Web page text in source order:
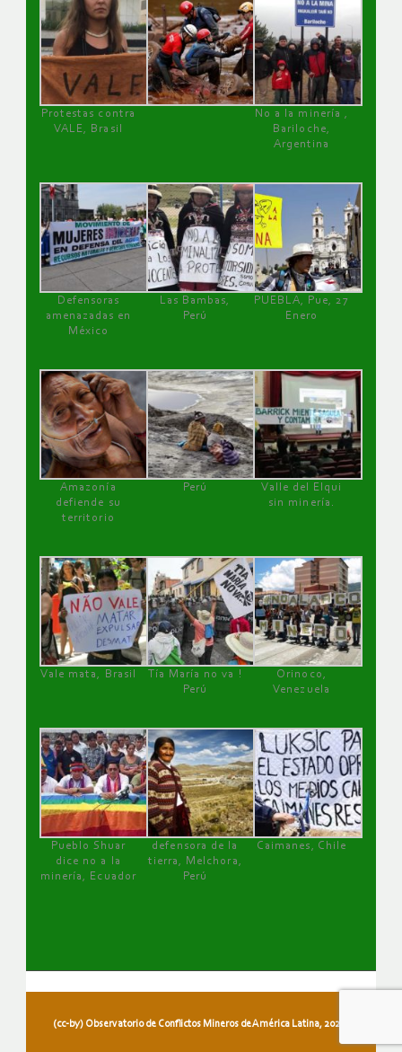
Protestas contra
VALE, Brasil
No a la minería ,
Bariloche,
Argentina
Defensoras
amenazadas en
México
Las Bambas,
Perú
PUEBLA, Pue, 27
Enero
Amazonía
defiende su
territorio
Perú
Valle del Elqui
sin minería.
Vale mata, Brasil
Tía María no va !
Perú
Orinoco,
Venezuela
Pueblo Shuar
dice no a la
minería, Ecuador
defensora de la
tierra, Melchora,
Perú
Caimanes, Chile
(cc-by) Observatorio de Conflictos Mineros de América Latina, 2026